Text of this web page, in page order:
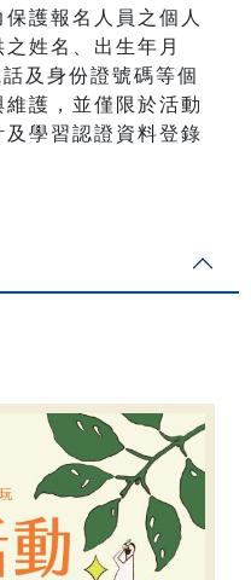
護報名人員之個人
姓名、出生年月
及身份證號碼等個
護，並僅限於活動
學習認證資料登錄